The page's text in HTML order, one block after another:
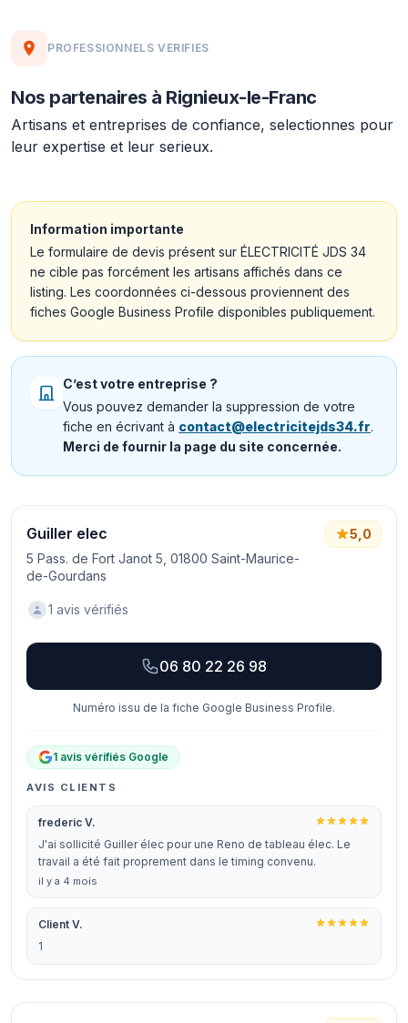
PROFESSIONNELS VERIFIES
Nos partenaires à Rignieux-le-Franc
Artisans et entreprises de confiance, selectionnes pour
leur expertise et leur serieux.
Information importante
Le formulaire de devis présent sur ÉLECTRICITÉ JDS 34
ne cible pas forcément les artisans affichés dans ce
listing. Les coordonnées ci-dessous proviennent des
fiches Google Business Profile disponibles publiquement.
C’est votre entreprise ?
Vous pouvez demander la suppression de votre
fiche en écrivant à contact@electricitejds34.fr.
Merci de fournir la page du site concernée.
Guiller elec
5 Pass. de Fort Janot 5, 01800 Saint-Maurice-
de-Gourdans
5,0
1 avis vérifiés
06 80 22 26 98
Numéro issu de la fiche Google Business Profile.
1 avis vérifiés Google
AVIS CLIENTS
frederic V.
J'ai sollicité Guiller élec pour une Reno de tableau élec. Le
travail a été fait proprement dans le timing convenu.
il y a 4 mois
Client V.
1